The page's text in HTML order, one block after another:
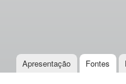
Main menu
Apresentação Fontes